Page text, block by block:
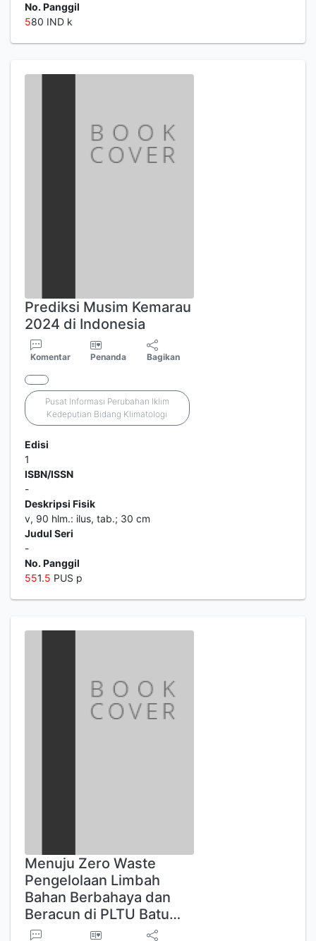
No. Panggil
580 IND k
Prediksi Musim Kemarau
2024 di Indonesia
Komentar Penanda Bagikan
Pusat Informasi Perubahan Iklim
Kedeputian Bidang Klimatologi
Edisi
1
ISBN/ISSN
-
Deskripsi Fisik
v, 90 hlm.: ilus, tab.; 30 cm
Judul Seri
-
No. Panggil
551.5 PUS p
Menuju Zero Waste
Pengelolaan Limbah
Bahan Berbahaya dan
Beracun di PLTU Batu…